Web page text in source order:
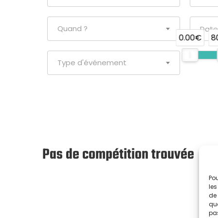
de
Quand ?
Type d'événement
0.00€
Pas de compétition trouvée